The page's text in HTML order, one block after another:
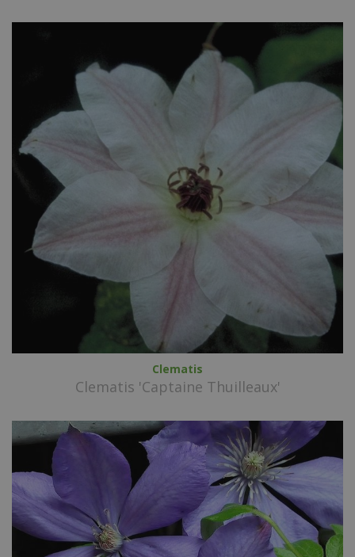
Clematis
Clematis 'Captaine Thuilleaux'